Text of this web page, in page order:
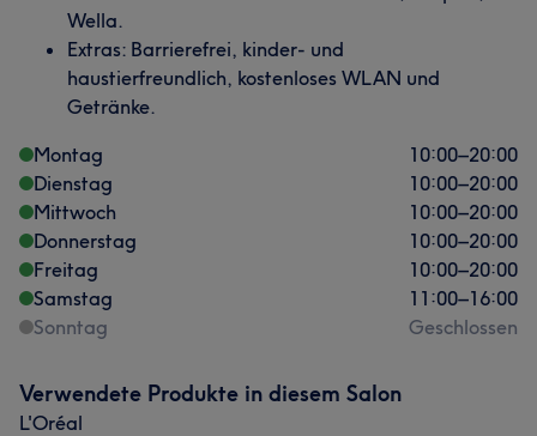
Wella.
Extras: Barrierefrei, kinder- und
haustierfreundlich, kostenloses WLAN und
Getränke.
Montag
10:00–20:00
Dienstag
10:00–20:00
Mittwoch
10:00–20:00
Donnerstag
10:00–20:00
Freitag
10:00–20:00
Samstag
11:00–16:00
Sonntag
Geschlossen
Verwendete Produkte in diesem Salon
L'Oréal